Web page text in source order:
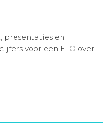
presentaties en
voor een FTO over